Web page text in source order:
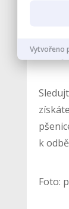
(zdroj:
k
Foto:
Vytvořeno